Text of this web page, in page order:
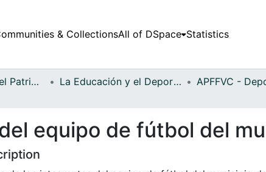
& CollectionsAll of DSpace Statistics
Fondo Archivo del Patrimonio Fotográfico y Fílmico del Valle del Cauca La Educación y el Deporte
equipo de fútbol del